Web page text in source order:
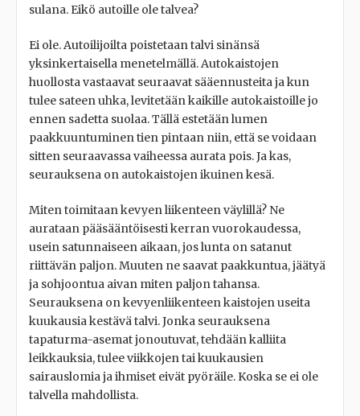
sulana. Eikö autoille ole talvea?
Ei ole. Autoilijoilta poistetaan talvi sinänsä
yksinkertaisella menetelmällä. Autokaistojen
huollosta vastaavat seuraavat sääennusteita ja kun
tulee sateen uhka, levitetään kaikille autokaistoille jo
ennen sadetta suolaa. Tällä estetään lumen
paakkuuntuminen tien pintaan niin, että se voidaan
sitten seuraavassa vaiheessa aurata pois. Ja kas,
seurauksena on autokaistojen ikuinen kesä.
Miten toimitaan kevyen liikenteen väylillä? Ne
aurataan pääsääntöisesti kerran vuorokaudessa,
usein satunnaiseen aikaan, jos lunta on satanut
riittävän paljon. Muuten ne saavat paakkuntua, jäätyä
ja sohjoontua aivan miten paljon tahansa.
Seurauksena on kevyenliikenteen kaistojen useita
kuukausia kestävä talvi. Jonka seurauksena
tapaturma-asemat jonoutuvat, tehdään kalliita
leikkauksia, tulee viikkojen tai kuukausien
sairauslomia ja ihmiset eivät pyöräile. Koska se ei ole
talvella mahdollista.